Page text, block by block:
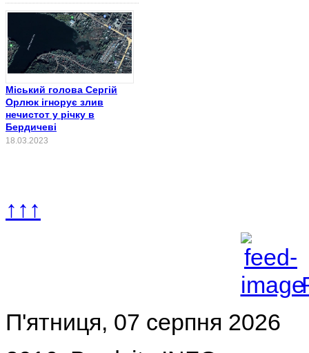
Міський голова Сергій
Орлюк ігнорує злив
нечистот у річку в
Бердичеві
18.03.2023
↑↑↑
П'ятниця, 07 серпня 2026